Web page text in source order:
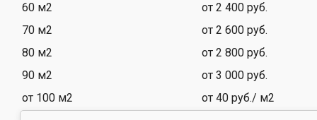
60 м2
от 2 400 руб.
70 м2
от 2 600 руб.
80 м2
от 2 800 руб.
90 м2
от 3 000 руб.
от 100 м2
от 40 руб./ м2